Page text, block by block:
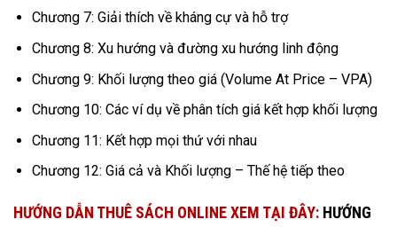
Chương 7: Giải thích về kháng cự và hỗ trợ
Chương 8: Xu hướng và đường xu hướng linh động
Chương 9: Khối lượng theo giá (Volume At Price – VPA)
Chương 10: Các ví dụ về phân tích giá kết hợp khối lượng
Chương 11: Kết hợp mọi thứ với nhau
Chương 12: Giá cả và Khối lượng – Thế hệ tiếp theo
HƯỚNG DẪN THUÊ SÁCH ONLINE XEM TẠI ĐÂY: HƯỚNG